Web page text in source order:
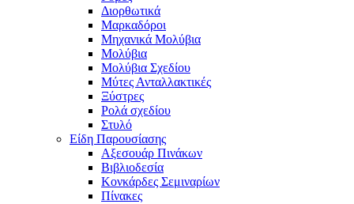
Διορθωτικά
Μαρκαδόροι
Μηχανικά Μολύβια
Μολύβια
Μολύβια Σχεδίου
Μύτες Ανταλλακτικές
Ξύστρες
Ρολά σχεδίου
Στυλό
Είδη Παρουσίασης
Αξεσουάρ Πινάκων
Βιβλιοδεσία
Κονκάρδες Σεμιναρίων
Πίνακες